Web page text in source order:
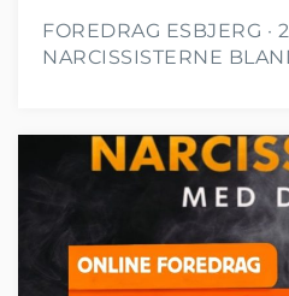
FOREDRAG ESBJERG ·
NARCISSISTERNE